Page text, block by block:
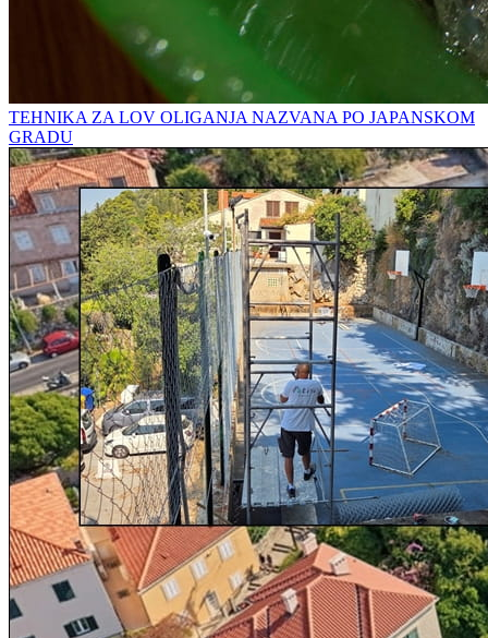
TEHNIKA ZA LOV OLIGANJA NAZVANA PO JAPANSKOM
GRADU